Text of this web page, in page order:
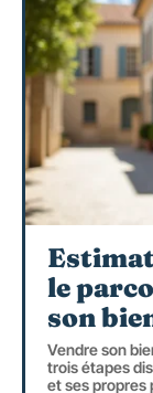
le
son
Vendre son
trois étapes
et ses propres